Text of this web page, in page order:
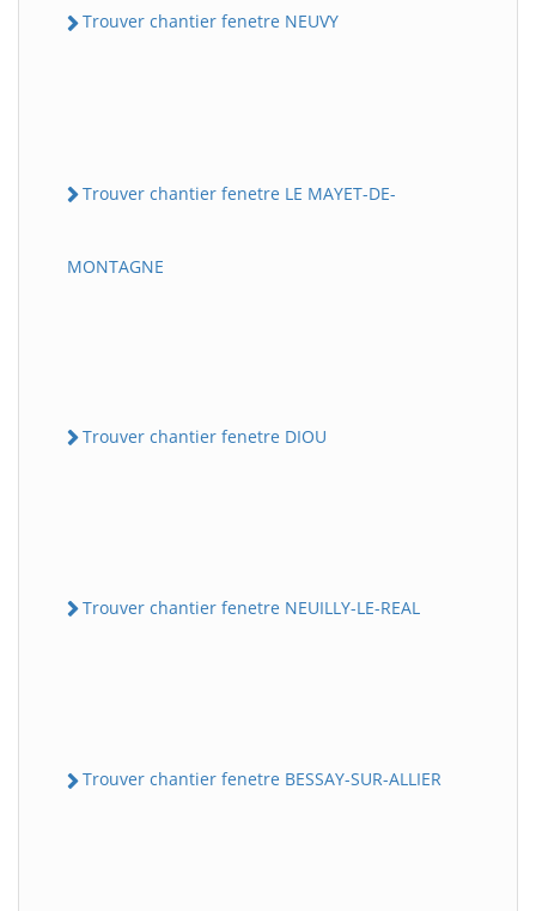
Trouver chantier fenetre NEUVY
Trouver chantier fenetre LE MAYET-DE-
MONTAGNE
Trouver chantier fenetre DIOU
Trouver chantier fenetre NEUILLY-LE-REAL
Trouver chantier fenetre BESSAY-SUR-ALLIER